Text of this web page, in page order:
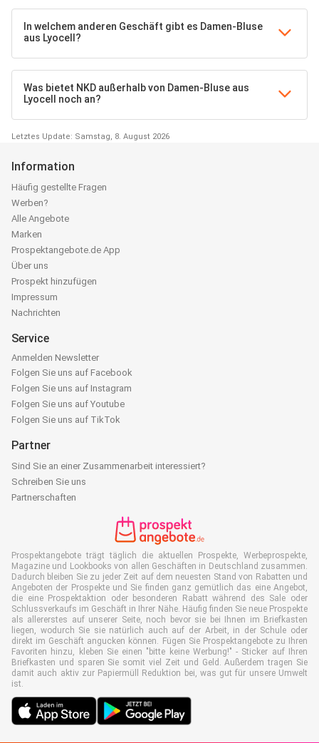
In welchem anderen Geschäft gibt es Damen-Bluse
aus Lyocell?
Was bietet NKD außerhalb von Damen-Bluse aus
Lyocell noch an?
Letztes Update: Samstag, 8. August 2026
Information
Häufig gestellte Fragen
Werben?
Alle Angebote
Marken
Prospektangebote.de App
Über uns
Prospekt hinzufügen
Impressum
Nachrichten
Service
Anmelden Newsletter
Folgen Sie uns auf Facebook
Folgen Sie uns auf Instagram
Folgen Sie uns auf Youtube
Folgen Sie uns auf TikTok
Partner
Sind Sie an einer Zusammenarbeit interessiert?
Schreiben Sie uns
Partnerschaften
Prospektangebote trägt täglich die aktuellen Prospekte, Werbeprospekte,
Magazine und Lookbooks von allen Geschäften in Deutschland zusammen.
Dadurch bleiben Sie zu jeder Zeit auf dem neuesten Stand von Rabatten und
Angeboten der Prospekte und Sie finden ganz gemütlich das eine Angebot,
die eine Prospektaktion oder besonderen Rabatt während des Sale oder
Schlussverkaufs im Geschäft in Ihrer Nähe. Häufig finden Sie neue Prospekte
als allererstes auf unserer Seite, noch bevor sie bei Ihnen im Briefkasten
liegen, wodurch Sie sie natürlich auch auf der Arbeit, in der Schule oder
direkt im Geschäft angucken können. Fügen Sie Prospektangebote zu Ihren
Favoriten hinzu, kleben Sie einen "bitte keine Werbung!" - Sticker auf Ihren
Briefkasten und sparen Sie somit viel Zeit und Geld. Außerdem tragen Sie
damit auch aktiv zur Papiermüll Reduktion bei, was gut für unsere Umwelt
ist.